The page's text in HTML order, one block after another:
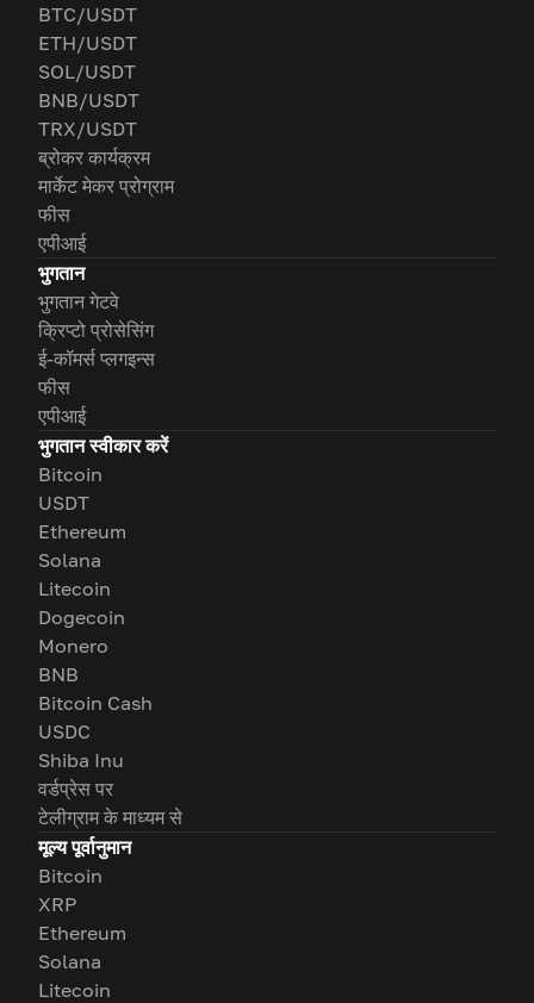
BTC/USDT
ETH/USDT
SOL/USDT
BNB/USDT
TRX/USDT
ब्रोकर कार्यक्रम
मार्केट मेकर प्रोग्राम
फीस
एपीआई
भुगतान
भुगतान गेटवे
क्रिप्टो प्रोसेसिंग
ई-कॉमर्स प्लगइन्स
फीस
एपीआई
भुगतान स्वीकार करें
Bitcoin
USDT
Ethereum
Solana
Litecoin
Dogecoin
Monero
BNB
Bitcoin Cash
USDC
Shiba Inu
वर्डप्रेस पर
टेलीग्राम के माध्यम से
मूल्य पूर्वानुमान
Bitcoin
XRP
Ethereum
Solana
Litecoin